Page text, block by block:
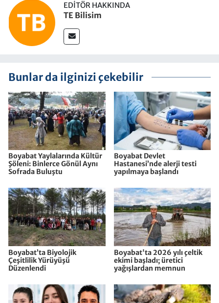
EDITÖR HAKKINDA
TE Bilisim
Bunlar da ilginizi çekebilir
Boyabat Yaylalarında Kültür
Şöleni: Binlerce Gönül Aynı
Sofrada Buluştu
Boyabat Devlet
Hastanesi’nde alerji testi
yapılmaya başlandı
Boyabat’ta Biyolojik
Çeşitlilik Yürüyüşü
Düzenlendi
Boyabat'ta 2026 yılı çeltik
ekimi başladı; üretici
yağışlardan memnun